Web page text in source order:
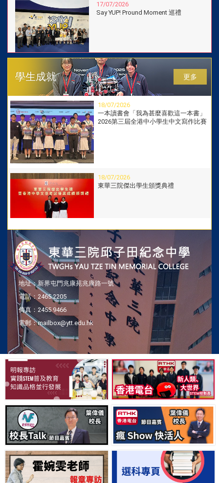
17/07/2026
Say YUP! Pround Moment 巡禮
14/07/2026
中一家長迎新工作坊
更多
學生成就
18/07/2026
一本讀書會「我為甚麼喜歡這一本書」
2026第三屆全港中小學生中文寫作比賽
18/07/2026
東華三院傑出學生頒獎典禮
06/07/2026
屯門青年協會2026屯門區傑出學生選舉
03/07/2026
東華三院STEM教育卓師工作室「香港
機械人盛會2026 ─ 屹立不倒」
28/05/2026
地址：新界屯門兆康苑兆康路一號
電話：2465 2205
傳真：2455 9466
電郵：mailbox@ytt.edu.hk